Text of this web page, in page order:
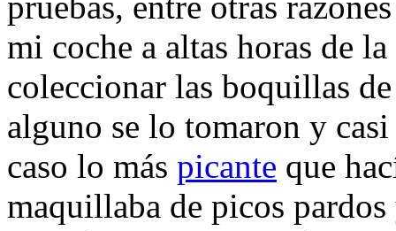
mi coche a altas horas de
coleccionar las boquillas
alguno se lo tomaron y
caso lo más picante que
maquillaba de picos